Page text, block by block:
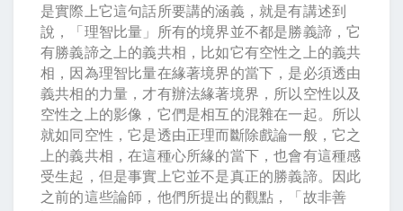
是實際上它這句話所要講的涵義，就是有講述到
說，「理智比量」所有的境界並不都是勝義諦，它
有勝義諦之上的義共相，比如它有空性之上的義共
相，因為理智比量在緣著境界的當下，是必須透由
義共相的力量，才有辦法緣著境界，所以空性以及
空性之上的影像，它們是相互的混雜在一起。所以
就如同空性，它是透由正理而斷除戲論一般，它之
上的義共相，在這種心所緣的當下，也會有這種感
受生起，但是事實上它並不是真正的勝義諦。因此
之前的這些論師，他們所提出的觀點，「故非善